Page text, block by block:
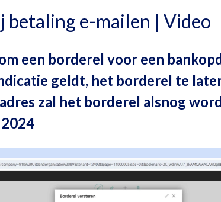
betaling e-mailen | Video
een borderel voor een
geldt, het borderel te
zal het borderel alsnog